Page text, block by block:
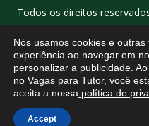
Todos os direitos
Nós usamos cookies e
experiência ao navegar em
personalizar a publicidade.
no Vagas para Tutor, você
aceita a nossa política de
Accept